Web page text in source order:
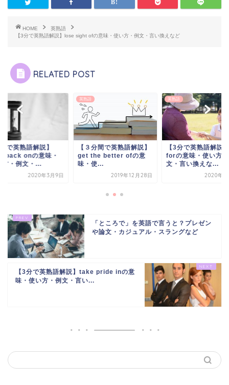
HOME
英熟語
【3分で英熟語解説】lose sight ofの意味・使い方・例文・言い換えなど
RELATED POST
で英熟語解説】
back onの意味・
方・例文・...
2020年3月9日
英熟語
【３分間で英熟語解説】
get the better ofの意
味・使...
2019年12月28日
英熟語
【3分で英熟語解説
forの意味・使い方
文・言い換えな...
2020年6
「ところで」を英語で言うと？プレゼン
や論文・カジュアル・スラングなど
【3分で英熟語解説】take pride inの意
味・使い方・例文・言い...